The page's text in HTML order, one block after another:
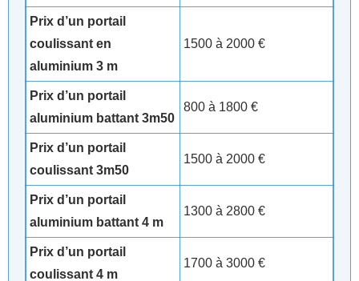
Prix d’un portail
coulissant en
aluminium 3 m
1500 à 2000 €
Prix d’un portail
aluminium battant 3m50
800 à 1800 €
Prix d’un portail
coulissant 3m50
1500 à 2000 €
Prix d’un portail
aluminium battant 4 m
1300 à 2800 €
Prix d’un portail
coulissant 4 m
1700 à 3000 €